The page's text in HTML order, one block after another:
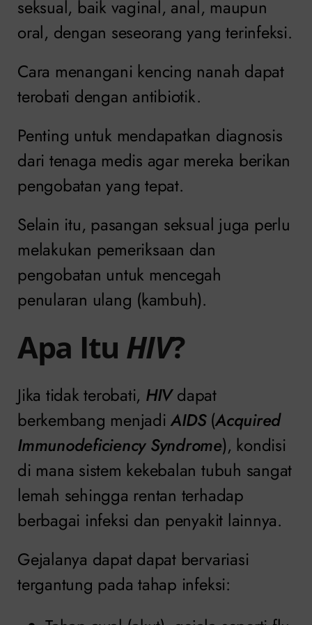
seksual, baik vaginal, anal, maupun
oral, dengan seseorang yang terinfeksi.
Cara menangani kencing nanah dapat
terobati dengan antibiotik.
Penting untuk mendapatkan diagnosis
dari tenaga medis agar mereka berikan
pengobatan yang tepat.
Selain itu, pasangan seksual juga perlu
melakukan pemeriksaan dan
pengobatan untuk mencegah
penularan ulang (kambuh).
Apa Itu HIV?
Jika tidak terobati, HIVdapat
berkembang menjadiAIDS(Acquired
Immunodeficiency Syndrome), kondisi
di mana sistem kekebalan tubuh sangat
lemah sehingga rentan terhadap
berbagai infeksi dan penyakit lainnya.
Gejalanya dapat dapat bervariasi
tergantung pada tahap infeksi: